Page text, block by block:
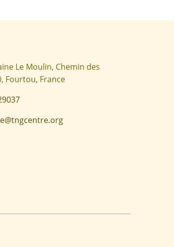
Le Moulin, Chemin des
Fourtou, France